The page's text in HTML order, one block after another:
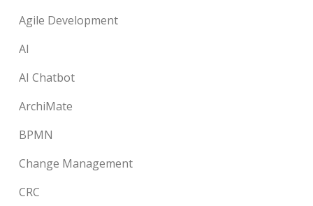
Agile Development
AI
AI Chatbot
ArchiMate
BPMN
Change Management
CRC